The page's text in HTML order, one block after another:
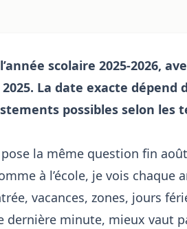
scolaire 2025-2026,
La date exacte dépend
possibles selon les
la même question fin août
à l’école, je vois chaque
vacances, zones, jours
minute, mieux vaut